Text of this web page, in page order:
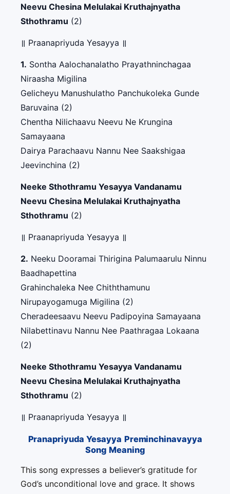
Neevu Chesina Melulakai Kruthajnyatha
Sthothramu (2)
॥ Praanapriyuda Yesayya ॥
1. Sontha Aalochanalatho Prayathninchagaa
Niraasha Migilina
Gelicheyu Manushulatho Panchukoleka Gunde
Baruvaina (2)
Chentha Nilichaavu Neevu Ne Krungina
Samayaana
Dairya Parachaavu Nannu Nee Saakshigaa
Jeevinchina (2)
Neeke Sthothramu Yesayya Vandanamu
Neevu Chesina Melulakai Kruthajnyatha
Sthothramu (2)
॥ Praanapriyuda Yesayya ॥
2. Neeku Dooramai Thirigina Palumaarulu Ninnu
Baadhapettina
Grahinchaleka Nee Chiththamunu
Nirupayogamuga Migilina (2)
Cheradeesaavu Neevu Padipoyina Samayaana
Nilabettinavu Nannu Nee Paathragaa Lokaana
(2)
Neeke Sthothramu Yesayya Vandanamu
Neevu Chesina Melulakai Kruthajnyatha
Sthothramu (2)
॥ Praanapriyuda Yesayya ॥
Pranapriyuda Yesayya Preminchinavayya
Song Meaning
This song expresses a believer’s gratitude for
God’s unconditional love and grace. It shows